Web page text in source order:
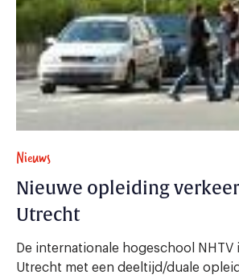
Nieuws
Nieuwe opleiding
Utrecht
De internationale hogeschool NHTV
Utrecht met een deeltijd/duale